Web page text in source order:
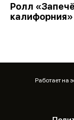
Ролл
калифорния»
Работает на